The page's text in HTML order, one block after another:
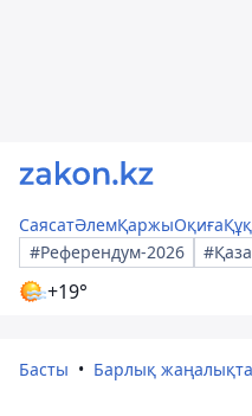
СаясатӘлемҚаржыОқиға
#Референдум-2026
+19°
Басты Барлық